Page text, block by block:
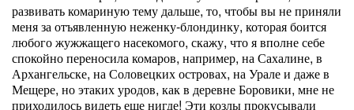
развивать комариную тему дальше, то, чтобы вы не приняли
меня за отъявленную неженку-блондинку, которая боится
любого жужжащего насекомого, скажу, что я вполне себе
спокойно переносила комаров, например, на Сахалине, в
Архангельске, на Соловецких островах, на Урале и даже в
Мещере, но этаких уродов, как в деревне Боровики, мне не
приходилось видеть еще нигде! Эти козлы прокусывали